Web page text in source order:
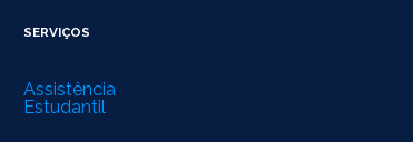
SERVIÇOS
Assistência
Estudantil